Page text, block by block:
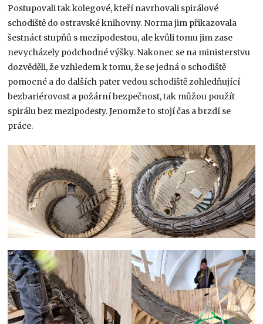
Postupovali tak kolegové, kteří navrhovali spirálové
schodiště do ostravské knihovny. Norma jim přikazovala
šestnáct stupňů s mezipodestou, ale kvůli tomu jim zase
nevycházely podchodné výšky. Nakonec se na ministerstvu
dozvěděli, že vzhledem k tomu, že se jedná o schodiště
pomocné a do dalších pater vedou schodiště zohledňující
bezbariérovost a požární bezpečnost, tak můžou použít
spirálu bez mezipodesty. Jenomže to stojí čas a brzdí se
práce.